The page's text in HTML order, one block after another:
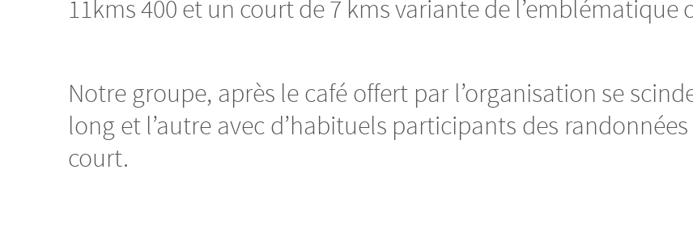
11kms 400 et un court de 7 kms variante de l’emblématique
Notre groupe, après le café offert par l’organisation se
long et l’autre avec d’habituels participants des
court.